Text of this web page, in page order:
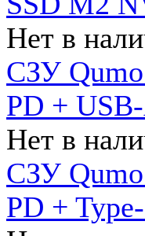
Нет в
СЗУ Qumo
PD +
Нет в
СЗУ Qumo
PD +